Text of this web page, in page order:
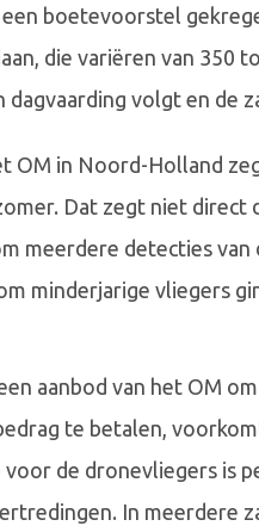
boetevoorstel
die variëren van 350
dagvaarding volgt en de
OM in Noord-Holland
Dat zegt niet direct
meerdere detecties
minderjarige vliegers
aanbod van het OM
te betalen,
de dronevliegers is
In meerdere